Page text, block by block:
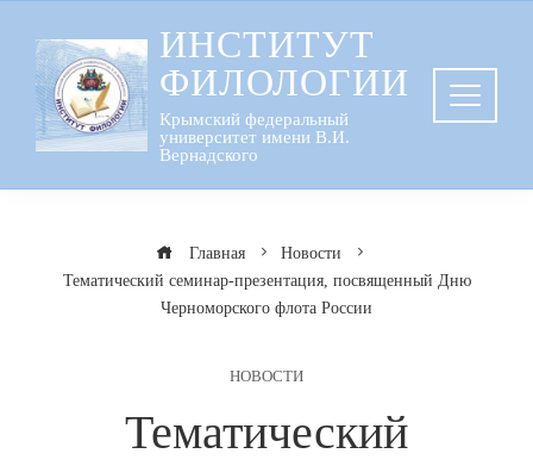
содержанию
ИНСТИТУТ
ФИЛОЛОГИИ
Крымский федеральный
университет имени В.И.
Вернадского
Главная
Новости
Тематический семинар-презентация, посвященный Дню
Черноморского флота России
НОВОСТИ
Тематический